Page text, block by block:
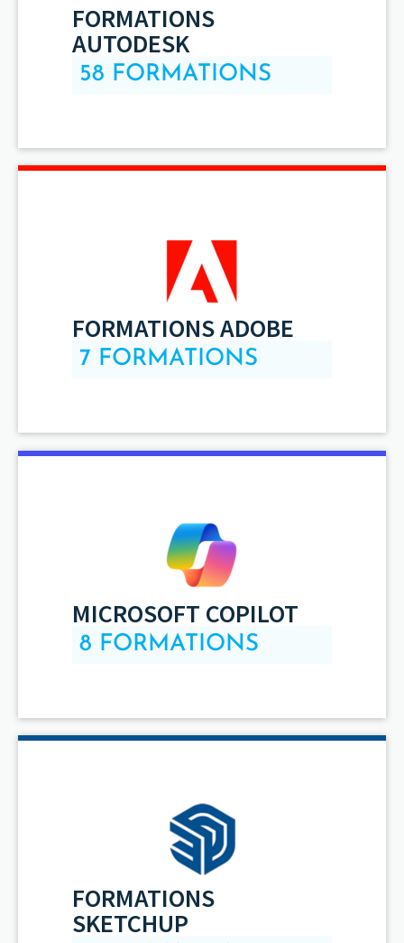
FORMATIONS
AUTODESK
58 FORMATIONS
FORMATIONS ADOBE
7 FORMATIONS
MICROSOFT COPILOT
8 FORMATIONS
FORMATIONS
SKETCHUP